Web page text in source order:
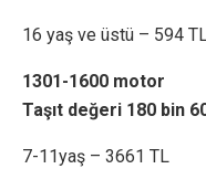
16 yaş ve üstü – 594
1301-1600 motor
Taşıt değeri 180 bin
7-11yaş – 3661 TL